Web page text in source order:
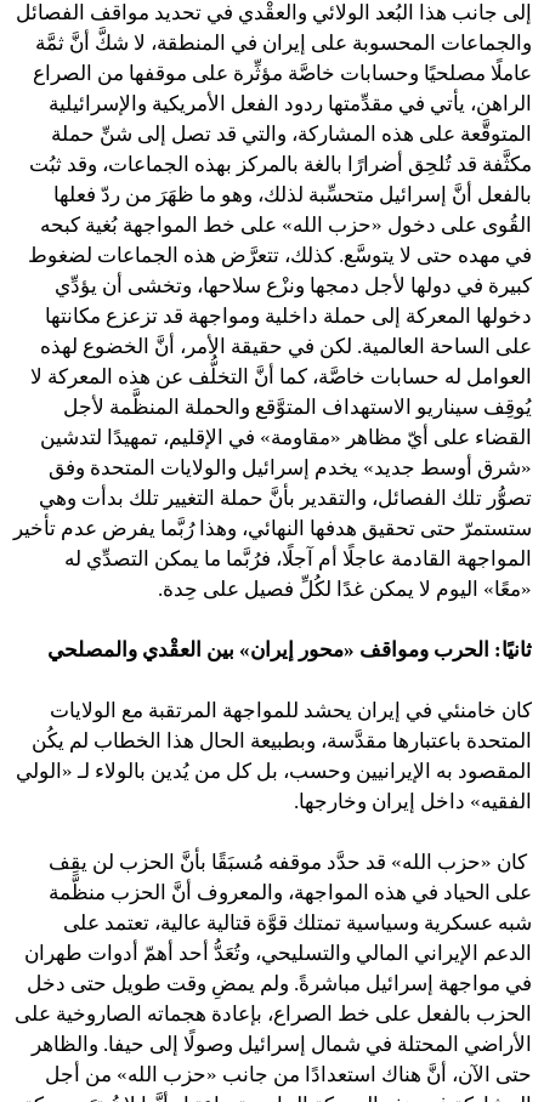
إلى جانب هذا البُعد الولائي والعقْدي في تحديد مواقف الفصائل
والجماعات المحسوبة على إيران في المنطقة، لا شكَّ أنَّ ثمَّة
عاملًا مصلحيًا وحسابات خاصَّة مؤثِّرة على موقفها من الصراع
الراهن، يأتي في مقدِّمتها ردود الفعل الأمريكية والإسرائيلية
المتوقَّعة على هذه المشاركة، والتي قد تصل إلى شنِّ حملة
مكثَّفة قد تُلحِق أضرارًا بالغة بالمركز بهذه الجماعات، وقد ثبُت
بالفعل أنَّ إسرائيل متحسِّبة لذلك، وهو ما ظهَرَ من ردّ فعلها
القُوى على دخول «حزب الله» على خط المواجهة بُغية كبحه
في مهده حتى لا يتوسَّع. كذلك، تتعرَّض هذه الجماعات لضغوط
كبيرة في دولها لأجل دمجها ونزْع سلاحها، وتخشى أن يؤدِّي
دخولها المعركة إلى حملة داخلية ومواجهة قد تزعزع مكانتها
على الساحة العالمية. لكن في حقيقة الأمر، أنَّ الخضوع لهذه
العوامل له حسابات خاصَّة، كما أنَّ التخلُّف عن هذه المعركة لا
يُوقِف سيناريو الاستهداف المتوَّقع والحملة المنظَّمة لأجل
القضاء على أيّ مظاهر «مقاومة» في الإقليم، تمهيدًا لتدشين
«شرق أوسط جديد» يخدم إسرائيل والولايات المتحدة وفق
تصوُّر تلك الفصائل، والتقدير بأنَّ حملة التغيير تلك بدأت وهي
ستستمرّ حتى تحقيق هدفها النهائي، وهذا رُبَّما يفرض عدم تأخير
المواجهة القادمة عاجلًا أم آجلًا، فرُبَّما ما يمكن التصدِّي له
«معًا» اليوم لا يمكن غدًا لكُلِّ فصيل على حِدة.
ثانيًا: الحرب ومواقف «محور إيران» بين العقْدي والمصلحي
كان خامنئي في إيران يحشد للمواجهة المرتقبة مع الولايات
المتحدة باعتبارها مقدَّسة، وبطبيعة الحال هذا الخطاب لم يكُن
المقصود به الإيرانيين وحسب، بل كل من يُدين بالولاء لـ «الولي
الفقيه» داخل إيران وخارجها.
كان «حزب الله» قد حدَّد موقفه مُسبَقًا بأنَّ الحزب لن يقِف
على الحياد في هذه المواجهة، والمعروف أنَّ الحزب منظَّمة
شبه عسكرية وسياسية تمتلك قوَّة قتالية عالية، تعتمد على
الدعم الإيراني المالي والتسليحي، وتُعَدُّ أحد أهمّ أدوات طهران
في مواجهة إسرائيل مباشرةً. ولم يمضِ وقت طويل حتى دخل
الحزب بالفعل على خط الصراع، بإعادة هجماته الصاروخية على
الأراضي المحتلة في شمال إسرائيل وصولًا إلى حيفا. والظاهر
حتى الآن، أنَّ هناك استعدادًا من جانب «حزب الله» من أجل